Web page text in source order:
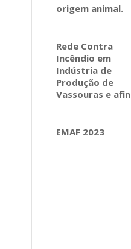
origem animal.
Rede Contra
Incêndio em
Indústria de
Produção de
Vassouras e
EMAF 2023